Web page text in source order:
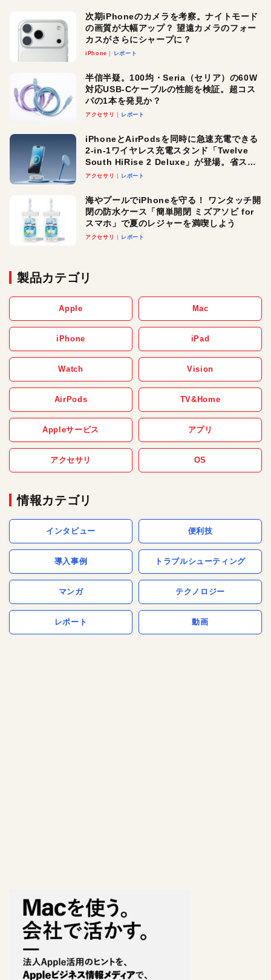
次期iPhoneのカメラを考察。ナイトモード
の画質が大幅アップ？ 望遠カメラのフォー
カスがさらにシャープに？
iPhone レポート
半信半疑。100均・Seria（セリア）の60W
対応USB-Cケーブルの性能を検証。超コス
パの1本を発見か？
アクセサリ レポート
iPhoneとAirPodsを同時に急速充電できる
2-in-1ワイヤレス充電スタンド「Twelve
South HiRise 2 Deluxe」が登場。省スペ
ースでおしゃれに充電したい人にオスス
アクセサリ レポート
海やプールでiPhoneを守る！ ワンタッチ開
閉の防水ケース「簡単開閉 ミズアソビ for
スマホ」で夏のレジャーを満喫しよう
アクセサリ レポート
製品カテゴリ
Apple Mac
iPhone iPad
Watch Vision
AirPods TV&Home
Appleサービス アプリ
アクセサリ OS
情報カテゴリ
インタビュー 便利技
導入事例 トラブルシューティング
マンガ テクノロジー
レポート 動画